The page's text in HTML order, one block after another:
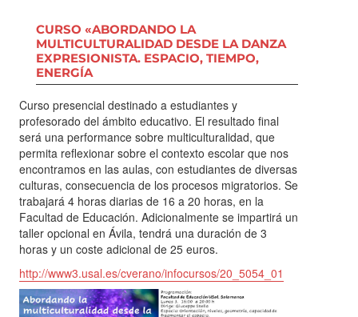
CURSO «ABORDANDO LA
MULTICULTURALIDAD DESDE LA DANZA
EXPRESIONISTA. ESPACIO, TIEMPO,
ENERGÍA
Curso presencial destinado a estudiantes y
profesorado del ámbito educativo. El resultado final
será una performance sobre multiculturalidad, que
permita reflexionar sobre el contexto escolar que nos
encontramos en las aulas, con estudiantes de diversas
culturas, consecuencia de los procesos migratorios. Se
trabajará 4 horas diarias de 16 a 20 horas, en la
Facultad de Educación. Adicionalmente se impartirá un
taller opcional en Ávila, tendrá una duración de 3
horas y un coste adicional de 25 euros.
http://www3.usal.es/cverano/infocursos/20_5054_01